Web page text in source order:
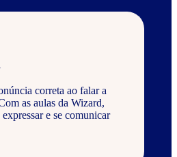
correta ao falar a
as aulas da Wizard,
e se comunicar